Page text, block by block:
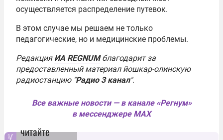
осуществляется распределение путевок.
В этом случае мы решаем не только
педагогические, но и медицинские проблемы.
Редакция ИА REGNUMблагодарит за
предоставленный материал йошкар-олинскую
радиостанцию "Радио 3 канал".
Все важные новости — в канале «Регнум»
в мессенджере MAX
читайте